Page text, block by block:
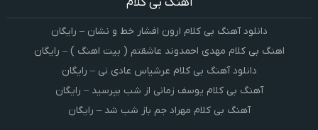
دانلود آهنگ بی کلام ارون افشار خط و نشان – رایگان
اهنگ بی کلام مهدی احمدوند عاشقتم ( بیت اهنگ ) – رایگان
دانلود آهنگ بی کلام عرشیاس عادی نی – رایگان
آهنگ بی کلام یوسف زمانی از شب بپرسید – رایگان
آهنگ بی کلام مهراد جم باز شب شد – رایگان